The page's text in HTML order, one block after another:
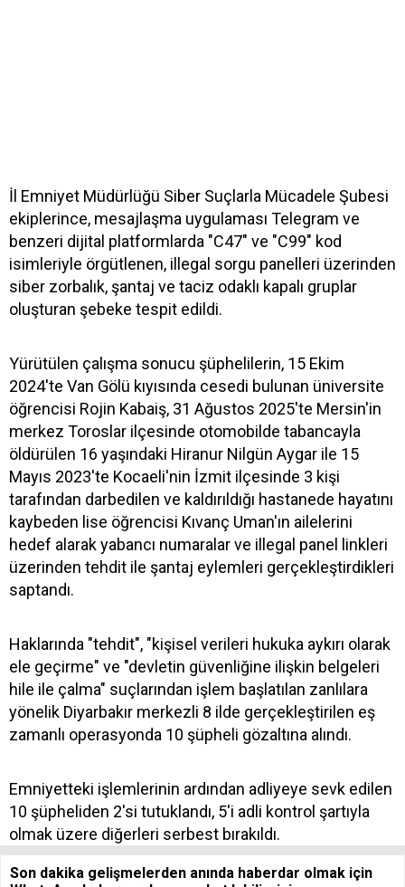
İl Emniyet Müdürlüğü Siber Suçlarla Mücadele Şubesi
ekiplerince, mesajlaşma uygulaması Telegram ve
benzeri dijital platformlarda "C47" ve "C99" kod
isimleriyle örgütlenen, illegal sorgu panelleri üzerinden
siber zorbalık, şantaj ve taciz odaklı kapalı gruplar
oluşturan şebeke tespit edildi.
Yürütülen çalışma sonucu şüphelilerin, 15 Ekim
2024'te Van Gölü kıyısında cesedi bulunan üniversite
öğrencisi Rojin Kabaiş, 31 Ağustos 2025'te Mersin'in
merkez Toroslar ilçesinde otomobilde tabancayla
öldürülen 16 yaşındaki Hiranur Nilgün Aygar ile 15
Mayıs 2023'te Kocaeli'nin İzmit ilçesinde 3 kişi
tarafından darbedilen ve kaldırıldığı hastanede hayatını
kaybeden lise öğrencisi Kıvanç Uman'ın ailelerini
hedef alarak yabancı numaralar ve illegal panel linkleri
üzerinden tehdit ile şantaj eylemleri gerçekleştirdikleri
saptandı.
Haklarında "tehdit", "kişisel verileri hukuka aykırı olarak
ele geçirme" ve "devletin güvenliğine ilişkin belgeleri
hile ile çalma" suçlarından işlem başlatılan zanlılara
yönelik Diyarbakır merkezli 8 ilde gerçekleştirilen eş
zamanlı operasyonda 10 şüpheli gözaltına alındı.
Emniyetteki işlemlerinin ardından adliyeye sevk edilen
10 şüpheliden 2'si tutuklandı, 5'i adli kontrol şartıyla
olmak üzere diğerleri serbest bırakıldı.
Son dakika gelişmelerden anında haberdar olmak için